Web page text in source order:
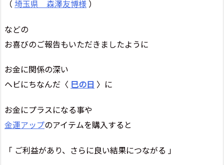
（ 埼玉県 森澤友博様 ）
などの
お喜びのご報告もいただきましたように
お金に関係の深い
ヘビにちなんだ〈 巳の日 〉に
お金にプラスになる事や
金運アップのアイテムを購入すると
「 ご利益があり、さらに良い結果につながる 」